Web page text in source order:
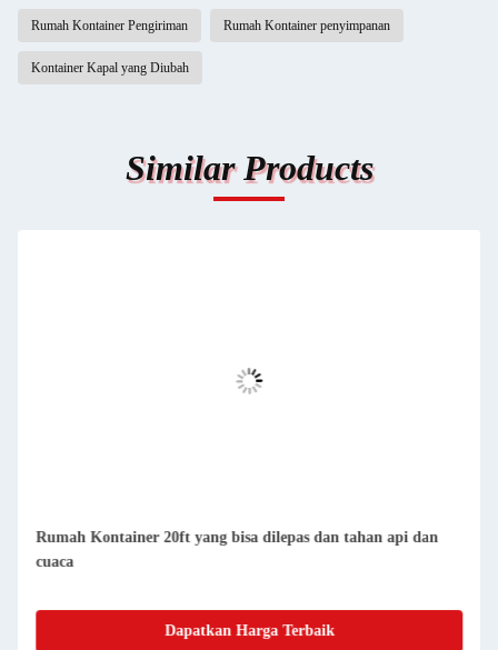
Rumah Kontainer Pengiriman Rumah Kontainer penyimpanan
Kontainer Kapal yang Diubah
Similar Products
Rumah Kontainer Prefab Kompak yang Dapat Dihapus
Mudah Dipersihkan Dan Berenang
Dapatkan Harga Terbaik